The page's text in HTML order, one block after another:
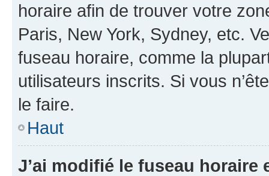
horaire afin de trouver votre
Paris, New York, Sydney, etc.
fuseau horaire, comme la
utilisateurs inscrits. Si vous
le faire.
Haut
J’ai modifié le fuseau horaire